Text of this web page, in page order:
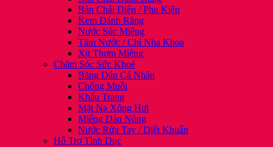
Bàn Chải Điện / Phụ Kiện
Kem Đánh Răng
Nước Súc Miệng
Tăm Nước / Chỉ Nha Khoa
Xịt Thơm Miệng
Chăm Sóc Sức Khoẻ
Băng Dán Cá Nhân
Chống Muỗi
Khẩu Trang
Mặt Nạ Xông Hơi
Miếng Dán Nóng
Nước Rửa Tay / Diệt Khuẩn
Hỗ Trợ Tình Dục